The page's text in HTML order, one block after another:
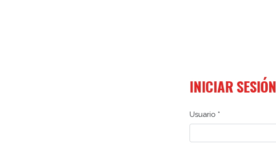
INICIAR SESIÓN
Usuario *